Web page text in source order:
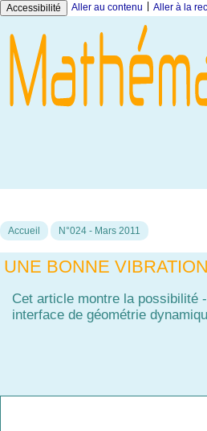
Accessibilité Aller au contenu Aller à la
Accueil N°024 - Mars 2011
UNE BONNE
Cet article montre la possibilité
interface de géométrie